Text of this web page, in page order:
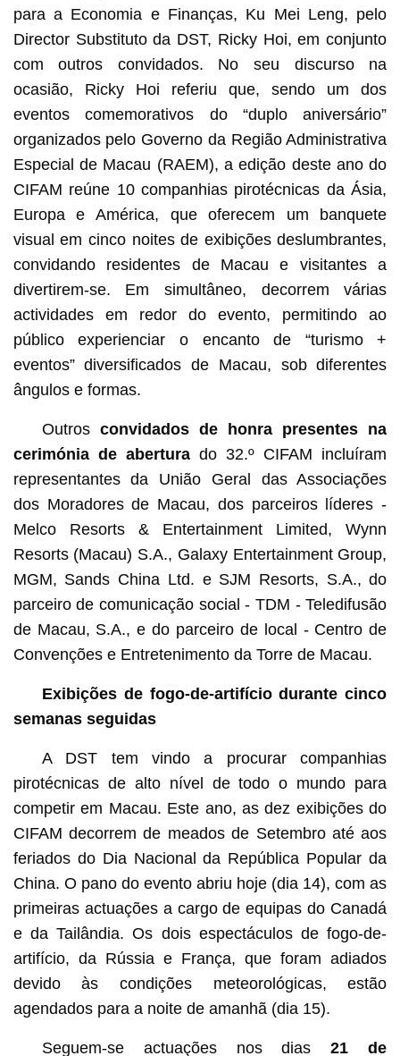
para a Economia e Finanças, Ku Mei Leng, pelo
Director Substituto da DST, Ricky Hoi, em conjunto
com outros convidados. No seu discurso na
ocasião, Ricky Hoi referiu que, sendo um dos
eventos comemorativos do “duplo aniversário”
organizados pelo Governo da Região Administrativa
Especial de Macau (RAEM), a edição deste ano do
CIFAM reúne 10 companhias pirotécnicas da Ásia,
Europa e América, que oferecem um banquete
visual em cinco noites de exibições deslumbrantes,
convidando residentes de Macau e visitantes a
divertirem-se. Em simultâneo, decorrem várias
actividades em redor do evento, permitindo ao
público experienciar o encanto de “turismo +
eventos” diversificados de Macau, sob diferentes
ângulos e formas.
Outros convidados de honra presentes na
cerimónia de abertura do 32.º CIFAM incluíram
representantes da União Geral das Associações
dos Moradores de Macau, dos parceiros líderes -
Melco Resorts & Entertainment Limited, Wynn
Resorts (Macau) S.A., Galaxy Entertainment Group,
MGM, Sands China Ltd. e SJM Resorts, S.A., do
parceiro de comunicação social - TDM - Teledifusão
de Macau, S.A., e do parceiro de local - Centro de
Convenções e Entretenimento da Torre de Macau.
Exibições de fogo-de-artifício durante cinco
semanas seguidas
A DST tem vindo a procurar companhias
pirotécnicas de alto nível de todo o mundo para
competir em Macau. Este ano, as dez exibições do
CIFAM decorrem de meados de Setembro até aos
feriados do Dia Nacional da República Popular da
China. O pano do evento abriu hoje (dia 14), com as
primeiras actuações a cargo de equipas do Canadá
e da Tailândia. Os dois espectáculos de fogo-de-
artifício, da Rússia e França, que foram adiados
devido às condições meteorológicas, estão
agendados para a noite de amanhã (dia 15).
Seguem-se actuações nos dias21 de